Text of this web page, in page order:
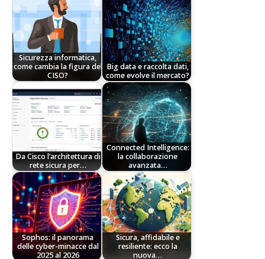
Sicurezza informatica,
come cambia la figura del
CISO?
Big data e raccolta dati,
come evolve il mercato?
Da Cisco l’architettura di
rete sicura per…
Connected Intelligence:
la collaborazione
avanzata…
Sophos: il panorama
delle cyber-minacce dal
2025 al 2026
Sicura, affidabile e
resiliente: ecco la
nuova…